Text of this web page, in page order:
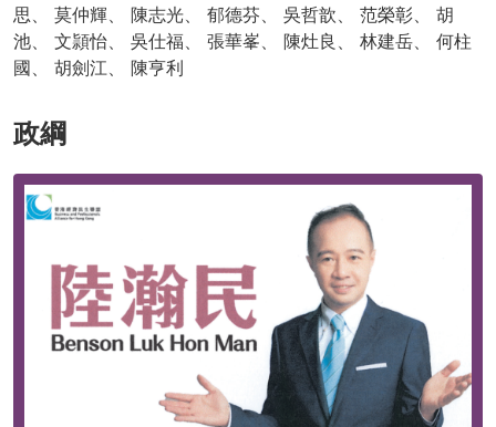
思、 莫仲輝、 陳志光、 郁德芬、 吳哲歆、 范榮彰、 胡
池、 文頴怡、 吳仕福、 張華峯、 陳灶良、 林建岳、 何柱
國、 胡劍江、 陳亨利
政綱